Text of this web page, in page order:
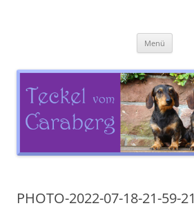
Menü
PHOTO-2022-07-18-21-59-21